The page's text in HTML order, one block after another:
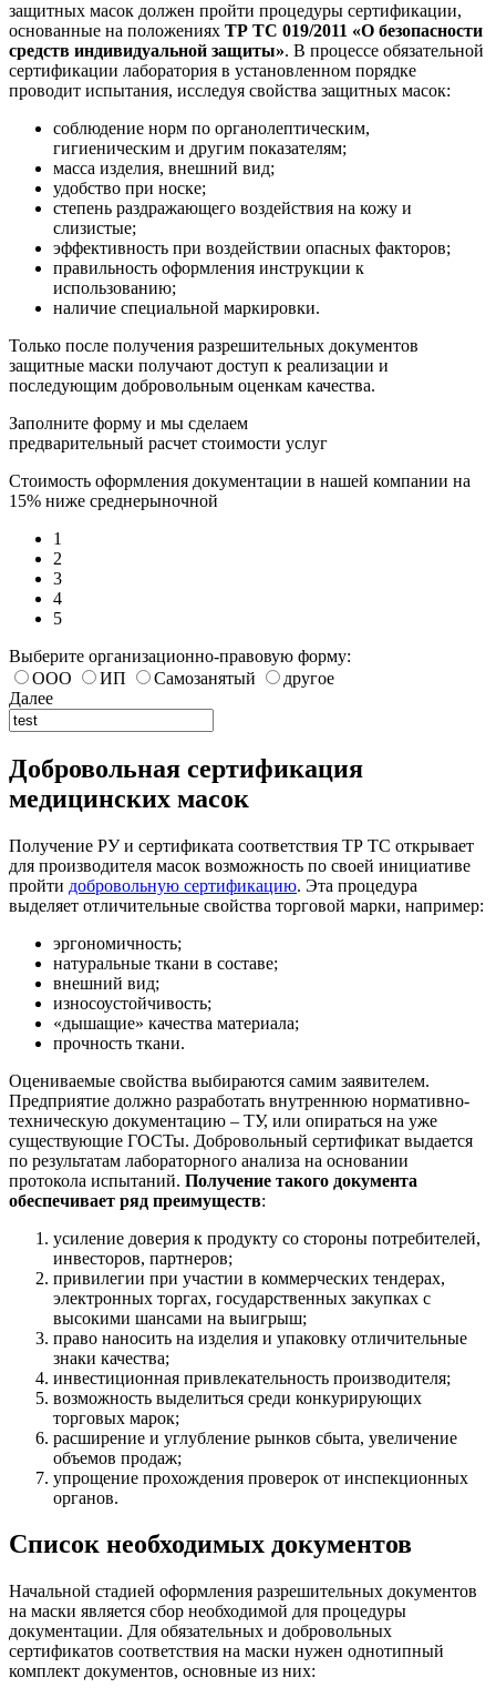
защитных масок должен пройти процедуры сертификации,
основанные на положениях ТР ТС 019/2011 «О безопасности
средств индивидуальной защиты». В процессе обязательной
сертификации лаборатория в установленном порядке
проводит испытания, исследуя свойства защитных масок:
соблюдение норм по органолептическим,
гигиеническим и другим показателям;
масса изделия, внешний вид;
удобство при носке;
степень раздражающего воздействия на кожу и
слизистые;
эффективность при воздействии опасных факторов;
правильность оформления инструкции к
использованию;
наличие специальной маркировки.
Только после получения разрешительных документов
защитные маски получают доступ к реализации и
последующим добровольным оценкам качества.
Заполните форму и мы сделаем
предварительный расчет стоимости услуг
Стоимость оформления документации в нашей компании на
15% ниже среднерыночной
1
2
3
4
5
Выберите организационно-правовую форму:
ООО
ИП Самозанятый
другое
Далее
Добровольная сертификация
медицинских масок
Получение РУ и сертификата соответствия ТР ТС открывает
для производителя масок возможность по своей инициативе
пройти добровольную сертификацию. Эта процедура
выделяет отличительные свойства торговой марки, например:
эргономичность;
натуральные ткани в составе;
внешний вид;
износоустойчивость;
«дышащие» качества материала;
прочность ткани.
Оцениваемые свойства выбираются самим заявителем.
Предприятие должно разработать внутреннюю нормативно-
техническую документацию – ТУ, или опираться на уже
существующие ГОСТы. Добровольный сертификат выдается
по результатам лабораторного анализа на основании
протокола испытаний. Получение такого документа
обеспечивает ряд преимуществ:
усиление доверия к продукту со стороны потребителей,
инвесторов, партнеров;
привилегии при участии в коммерческих тендерах,
электронных торгах, государственных закупках с
высокими шансами на выигрыш;
право наносить на изделия и упаковку отличительные
знаки качества;
инвестиционная привлекательность производителя;
возможность выделиться среди конкурирующих
торговых марок;
расширение и углубление рынков сбыта, увеличение
объемов продаж;
упрощение прохождения проверок от инспекционных
органов.
Список необходимых документов
Начальной стадией оформления разрешительных документов
на маски является сбор необходимой для процедуры
документации. Для обязательных и добровольных
сертификатов соответствия на маски нужен однотипный
комплект документов, основные из них: